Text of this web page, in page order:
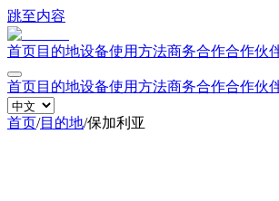
跳至内容
首页目的地设备使用方法商务合作合作伙
首页目的地设备使用方法商务合作合作伙
首页/目的地/保加利亚